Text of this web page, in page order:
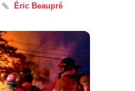
Éric Beaupré